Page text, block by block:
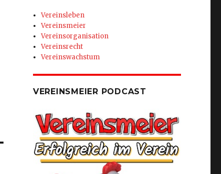
Vereinsleben
Vereinsmeier
Vereinsorganisation
Vereinsrecht
Vereinswachstum
VEREINSMEIER PODCAST